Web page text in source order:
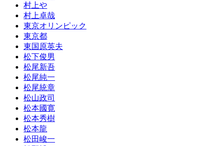
村上や
村上卓哉
東京オリンピック
東京都
東国原英夫
松下俊男
松尾新吾
松尾純一
松尾統章
松山政司
松本國寛
松本秀樹
松本龍
松田峻一